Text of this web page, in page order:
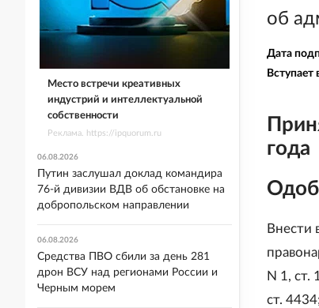
об
Дата
Вступает
года
Внести
N 1, ст.
ст.
Место встречи креативных
индустрий и интеллектуальной
собственности
Реклама. https://ipquorum.ru
06.08.2026
Путин заслушал доклад командира
76-й дивизии ВДВ об обстановке на
добропольском направлении
06.08.2026
Средства ПВО сбили за день 281
дрон ВСУ над регионами России и
Черным морем